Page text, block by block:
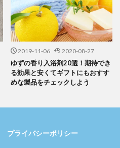
2019-11-06 2020-08-27
ゆずの香り入浴剤20選！期待でき
る効果と安くてギフトにもおすす
めな製品をチェックしよう
プライバシーポリシー